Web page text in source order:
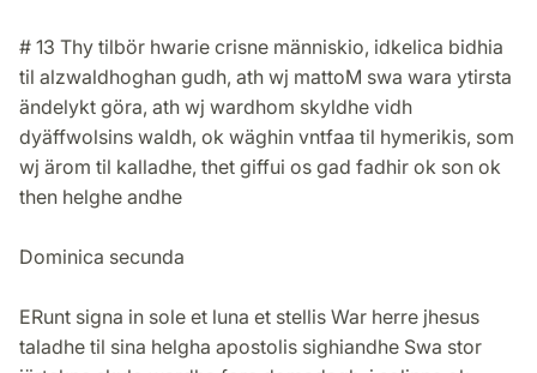
# 13 Thy tilbör hwarie crisne människio, idkelica bidhia
til alzwaldhoghan gudh, ath wj mattoM swa wara ytirsta
ändelykt göra, ath wj wardhom skyldhe vidh
dyäffwolsins waldh, ok wäghin vntfaa til hymerikis, som
wj ärom til kalladhe, thet giffui os gad fadhir ok son ok
then helghe andhe
Dominica secunda
ERunt signa in sole et luna et stellis War herre jhesus
taladhe til sina helgha apostolis sighiandhe Swa stor